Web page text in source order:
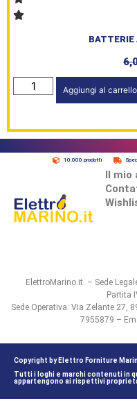
BATTERIE
Aggiungi al carrello
10.000 prodotti
Il
ElettroMarino.it – Sede
Partita
Sede Operativa: Via Zelante 27,
7955879 –
Copyright by Elettro Forniture
Tutti i loghi e marchi contenuti in
appartengono ai rispettivi